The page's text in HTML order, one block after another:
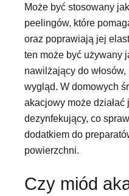
Może być stosowany
peelingów, które
oraz poprawiają jej
ten może być używany
nawilżający do
wygląd. W domowych
akacjowy może
dezynfekujący, co
dodatkiem do
powierzchni.
Czy miód